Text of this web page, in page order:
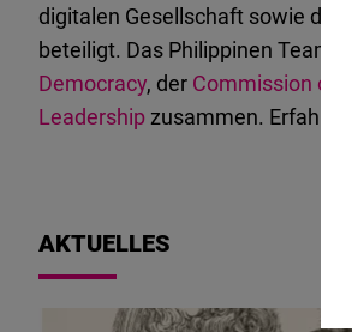
digitalen Gesellschaft sowie
beteiligt. Das Philippinen Team
Democracy, der Commission on
Leadershipzusammen.
AKTUELLES